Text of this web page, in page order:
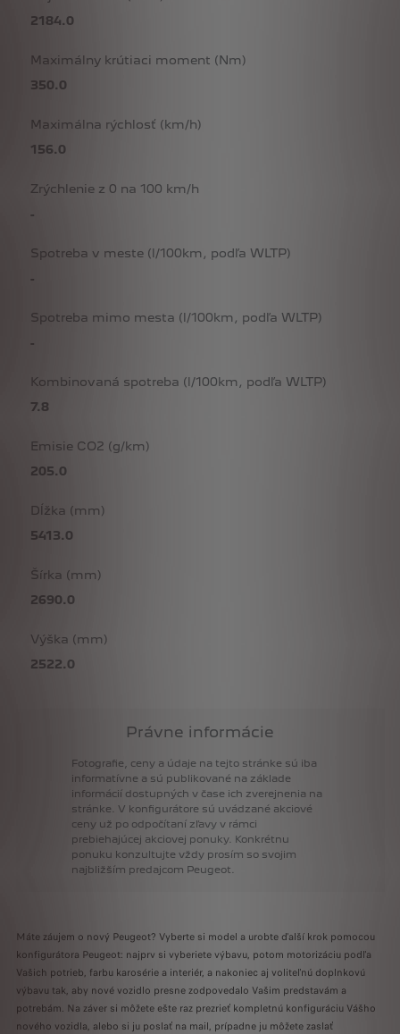
2184.0
Maximálny krútiaci moment (Nm)
350.0
Maximálna rýchlosť (km/h)
156.0
Zrýchlenie z 0 na 100 km/h
-
Spotreba v meste (l/100km, podľa WLTP)
-
Spotreba mimo mesta (l/100km, podľa WLTP)
-
Kombinovaná spotreba (l/100km, podľa WLTP)
7.8
Emisie CO2 (g/km)
205.0
Dĺžka (mm)
5413.0
Šírka (mm)
2690.0
Výška (mm)
2522.0
Právne informácie
Fotografie, ceny a údaje na tejto stránke sú iba
informatívne a sú publikované na základe
informácií dostupných v čase ich zverejnenia na
stránke.
V konfigurátore sú uvádzané akciové
ceny už po odpočítaní zľavy v rámci
prebiehajúcej akciovej ponuky. Konkrétnu
ponuku konzultujte vždy prosím so svojim
najbližším predajcom Peugeot.
Máte záujem o nový Peugeot? Vyberte si model a urobte ďalší krok pomocou
konfigurátora Peugeot: najprv si vyberiete výbavu, potom motorizáciu podľa
Vašich potrieb, farbu karosérie a interiér, a nakoniec aj voliteľnú doplnkovú
výbavu tak, aby nové vozidlo presne zodpovedalo Vašim predstavám a
potrebám. Na záver si môžete ešte raz prezrieť kompletnú konfiguráciu Vášho
nového vozidla, alebo si ju poslať na mail, prípadne ju môžete zaslať